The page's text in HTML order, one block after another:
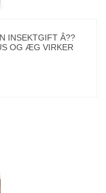
INSEKTGIFT Â??
OG ÆG VIRKER